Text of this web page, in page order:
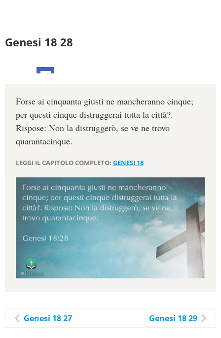
Genesi 18 28
Forse ai cinquanta giusti ne mancheranno cinque;
per questi cinque distruggerai tutta la città?.
Rispose: Non la distruggerò, se ve ne trovo
quarantacinque.
LEGGI IL CAPITOLO COMPLETO: GENESI 18
Genesi 18 27 Genesi 18 29